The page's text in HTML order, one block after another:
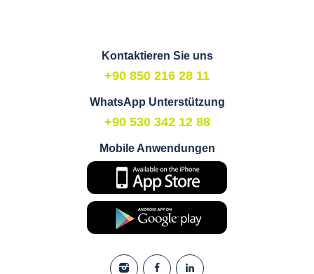
Kontaktieren Sie uns
+90 850 216 28 11
WhatsApp Unterstützung
+90 530 342 12 88
Mobile Anwendungen